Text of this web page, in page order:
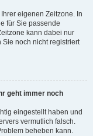
eigenen Zeitzone. In
für Sie passende
kann dabei nur
noch nicht registriert
geht immer noch
eingestellt haben und
vermutlich falsch.
beheben kann.